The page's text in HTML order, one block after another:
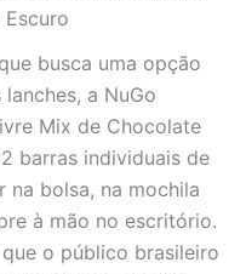
busca uma opção
a NuGo
Mix de Chocolate
barras individuais de
na bolsa, na mochila
à mão no escritório.
o público brasileiro